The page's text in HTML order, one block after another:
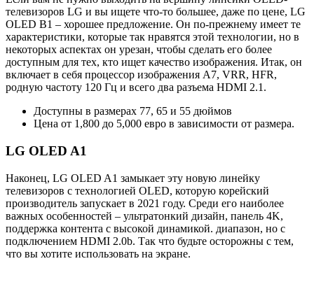
телевизоров LG и вы ищете что-то большее, даже по цене, LG
OLED B1 – хорошее предложение. Он по-прежнему имеет те
характеристики, которые так нравятся этой технологии, но в
некоторых аспектах он урезан, чтобы сделать его более
доступным для тех, кто ищет качество изображения. Итак, он
включает в себя процессор изображения A7, VRR, HFR,
родную частоту 120 Гц и всего два разъема HDMI 2.1.
Доступны в размерах 77, 65 и 55 дюймов
Цена от 1,800 до 5,000 евро в зависимости от размера.
LG OLED A1
Наконец, LG OLED A1 замыкает эту новую линейку
телевизоров с технологией OLED, которую корейский
производитель запускает в 2021 году. Среди его наиболее
важных особенностей – ультратонкий дизайн, панель 4K,
поддержка контента с высокой динамикой. диапазон, но с
подключением HDMI 2.0b. Так что будьте осторожны с тем,
что вы хотите использовать на экране.